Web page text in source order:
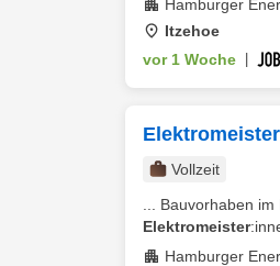
Hamburger
Itzehoe
vor 1 Woche
Vollzeit
... Bauvorhaben
Elektromeister
Hamburger